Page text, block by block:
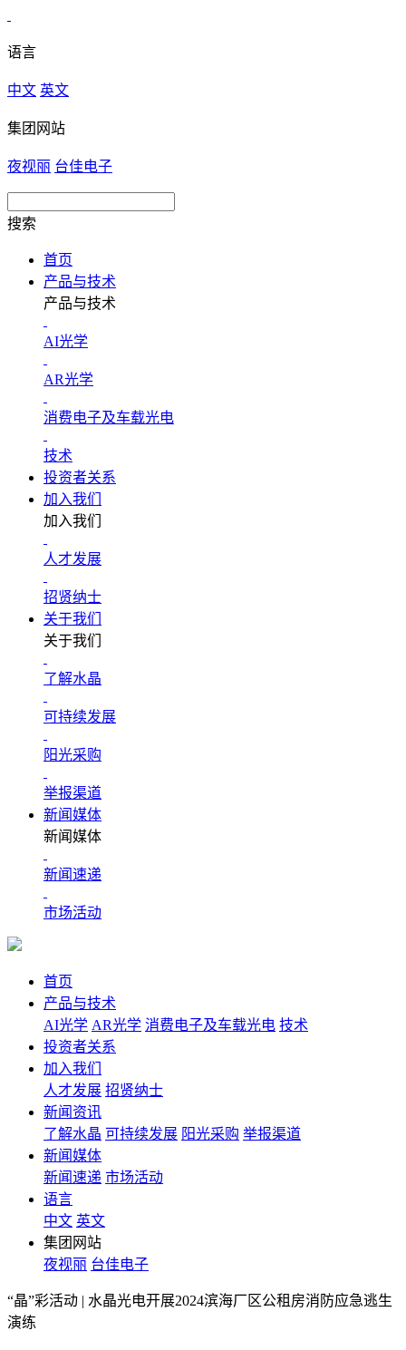
语言
中文 英文
集团网站
夜视丽 台佳电子
搜索
首页
产品与技术
产品与技术
AI光学
AR光学
消费电子及车载光电
技术
投资者关系
加入我们
加入我们
人才发展
招贤纳士
关于我们
关于我们
了解水晶
可持续发展
阳光采购
举报渠道
新闻媒体
新闻媒体
新闻速递
市场活动
首页
产品与技术
AI光学 AR光学 消费电子及车载光电 技术
投资者关系
加入我们
人才发展 招贤纳士
新闻资讯
了解水晶 可持续发展 阳光采购 举报渠道
新闻媒体
新闻速递 市场活动
语言
中文 英文
集团网站
夜视丽 台佳电子
“晶”彩活动 | 水晶光电开展2024滨海厂区公租房消防应急逃生
演练